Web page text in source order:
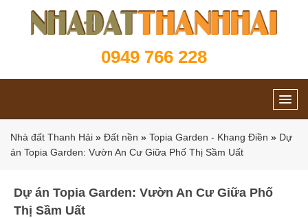
0949 766 228
Nhà đất Thanh Hải » Đất nền » Topia Garden - Khang Điền » Dự
án Topia Garden: Vườn An Cư Giữa Phố Thị Sầm Uất
Dự án Topia Garden: Vườn An Cư Giữa Phố
Thị Sầm Uất